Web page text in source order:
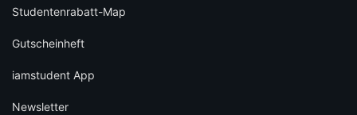
Studentenrabatt-Map
Gutscheinheft
iamstudent App
Newsletter